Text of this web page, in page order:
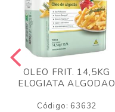
OLEO FRIT. 14,5KG
ELOGIATA ALGODAO
Código: 63632